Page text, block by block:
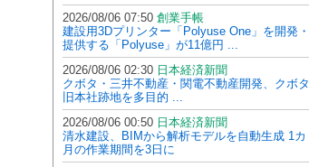
2026/08/06 07:50 創業手帳
建設用3Dプリンター「Polyuse One」を開発・
提供する「Polyuse」が11億円 ...
2026/08/06 02:30 日本経済新聞
クボタ・三井不動産・関電不動産開発、クボタ
旧本社跡地を多目的 ...
2026/08/06 00:50 日本経済新聞
清水建設、BIMから解析モデルを自動生成 1カ
月の作業期間を3日に